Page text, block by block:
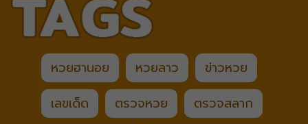
หวยฮานอย หวยลาว
ข่าวหวย
เลขเด็ด
ตรวจหวย
ตรวจสลาก